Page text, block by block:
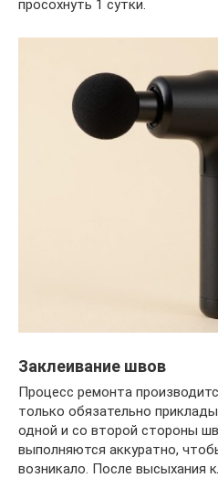
просохнуть 1 сутки.
Заклеивание швов
Процесс ремонта
только обязательно
одной и со второй стороны
выполняются аккуратно,
возникало. После высыхания